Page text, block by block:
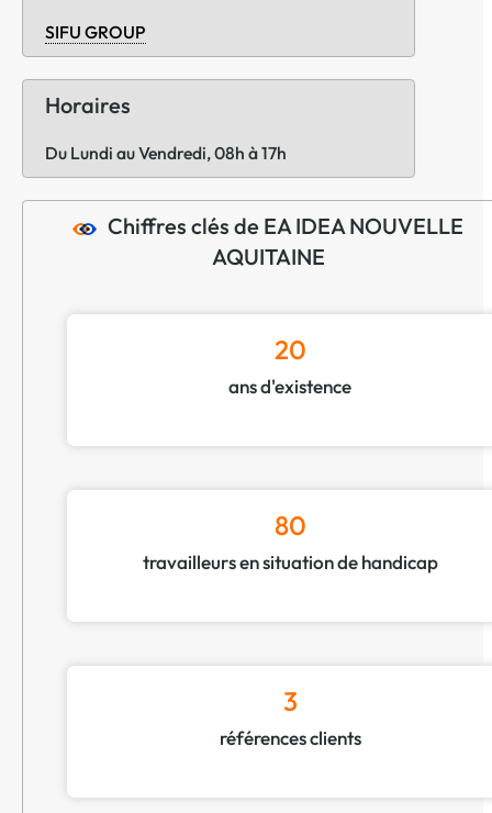
SIFU GROUP
Horaires
Du Lundi au Vendredi, 08h à 17h
Chiffres clés de EA IDEA NOUVELLE
AQUITAINE
20
ans d'existence
80
travailleurs en situation de handicap
3
références clients